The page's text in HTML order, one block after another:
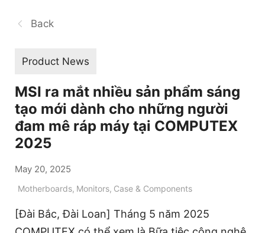
Back
Product News
MSI ra mắt nhiều sản phẩm sáng
tạo mới dành cho những người
đam mê ráp máy tại COMPUTEX
2025
May 20, 2025
Motherboards, Monitors, Case & Components
[Đài Bắc, Đài Loan] Tháng 5 năm 2025